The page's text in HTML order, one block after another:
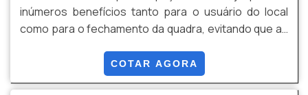
inúmeros benefícios tanto para o usuário do local
como para o fechamento da quadra, evitando que as
quadra poliesportiva é um terreno demarcado e
alinhado para a realização de práticas esportivas
COTAR AGORA